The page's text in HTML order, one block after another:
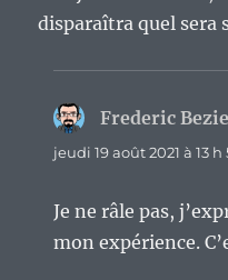
disparaîtra quel sera
Frederic
jeudi 19 août 2021 à 13
Je ne râle pas,
mon expérience.